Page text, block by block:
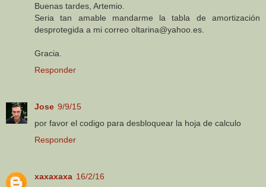
Buenas tardes, Artemio.
Seria tan amable mandarme la tabla de amortización
desprotegida a mi correo oltarina@yahoo.es.
Gracia.
Responder
Jose 9/9/15
por favor el codigo para desbloquear la hoja de calculo
Responder
xaxaxaxa 16/2/16